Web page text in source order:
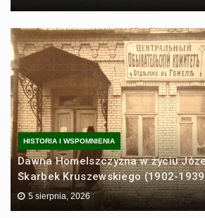
HISTORIA I WSPOMNIENIA
Dawna Homelszczyzna w życiu
Skarbek Kruszewskiego (1902-
5 sierpnia, 2026